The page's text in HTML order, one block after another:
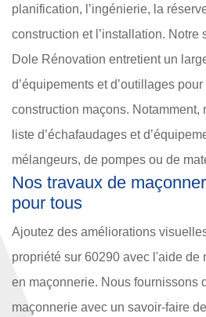
planification, l’ingénierie, la
construction et l’installation. Notre
Dole Rénovation entretient un
d’équipements et d’outillages
construction maçons. Notamment,
liste d’échafaudages et
mélangeurs, de pompes ou de
Nos travaux de
pour tous
Ajoutez des améliorations
propriété sur 60290 avec l'aide
en maçonnerie. Nous fournissons
maçonnerie avec un savoir-faire